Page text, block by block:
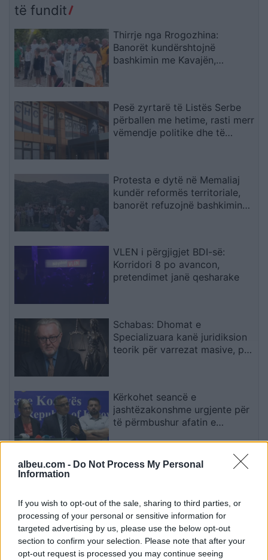
albeu.com - Do Not Process My Personal
Information
If you wish to opt-out of the sale, sharing to third parties, or
processing of your personal or sensitive information for
targeted advertising by us, please use the below opt-out
section to confirm your selection. Please note that after your
opt-out request is processed you may continue seeing
të fundit
Thirrje nga Rrogozhina:
Banorët kundërshtojnë
bashkimin me Kavajën,
Pesë zyrtarë të Listës Serbe
përballen me hetime, rasti merr
vëmendje politike dhe të
Protesta e dytë në Memaliaj
kundër reformës territoriale,
banorët refuzojnë bashkimin
VLEN i përgjigjet BDI-së:
Korridori 8 po avancon,
pretendimet janë qesharake
Schabas: Dhomat e
Specializuara kanë juridiksion
teorik për varrezat masive, por
Kërkohet seancë e
jashtëzakonshme urgjente për
të përmbushur afatin e
Murati vë në dyshim qëndrimin
atëherë e flasin tani?